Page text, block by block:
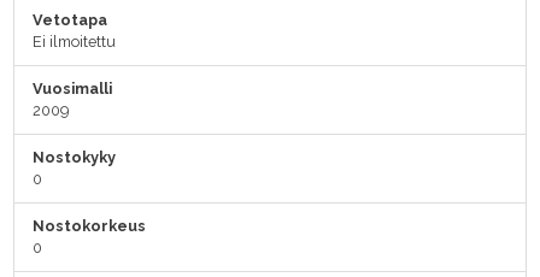
Vetotapa
Ei ilmoitettu
Vuosimalli
2009
Nostokyky
0
Nostokorkeus
0